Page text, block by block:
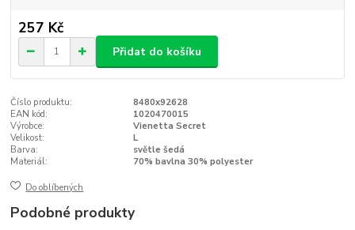
257 Kč
Přidat do košíku
Číslo produktu:
8480x92628
EAN kód:
1020470015
Výrobce:
Vienetta Secret
Velikost:
L
Barva:
světle šedá
Materiál:
70% bavlna 30% polyester
Do oblíbených
Podobné produkty